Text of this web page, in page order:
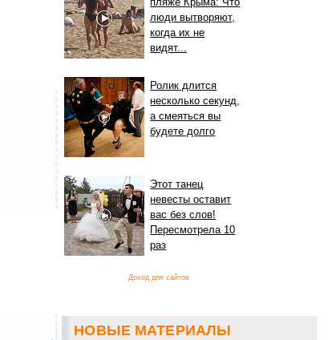
люди вытворяют,
когда их не
видят...
Ролик длится
несколько секунд,
а смеяться вы
будете долго
Этот танец
невесты оставит
вас без слов!
Пересмотрела 10
раз
Доход для сайтов
НОВЫЕ МАТЕРИАЛЫ